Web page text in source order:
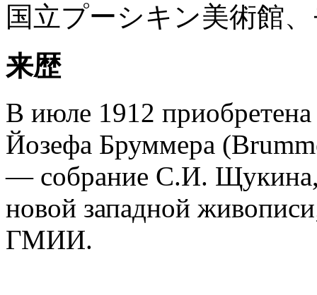
国立プーシキン美術館
来歴
В июле 1912
Йозефа Бруммера
— собрание С.И.
новой западной
ГМИИ.